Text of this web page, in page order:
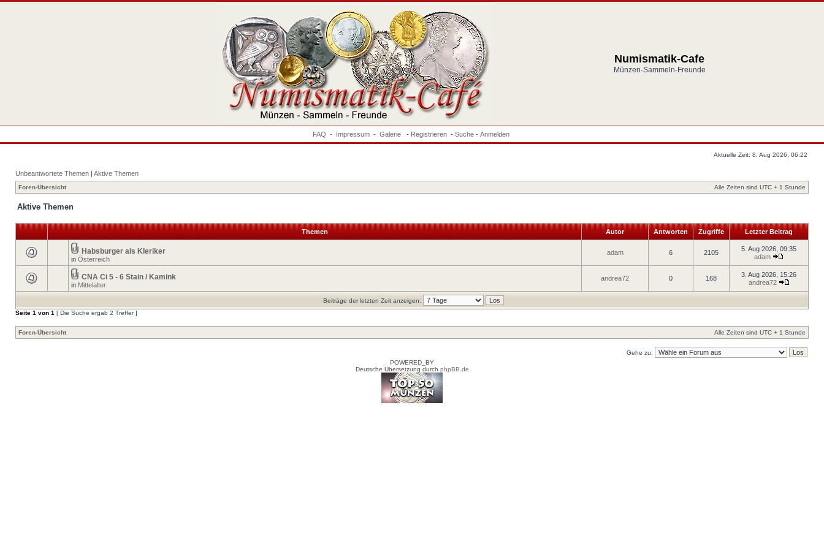
Numismatik-Cafe
Münzen-Sammeln-Freunde
FAQ - Impressum - Galerie - Registrieren - Suche - Anmelden
Aktuelle Zeit: 8. Aug 2026, 06:22
Unbeantwortete Themen | Aktive Themen
Foren-Übersicht Alle Zeiten sind UTC + 1 Stunde
Aktive Themen
Themen Autor Antworten Zugriffe Letzter Beitrag
Habsburger als Kleriker
in Österreich
adam 6 2105
5. Aug 2026, 09:35
adam
CNA Ci 5 - 6 Stain / Kamink
in Mittelalter
andrea72 0 168
3. Aug 2026, 15:26
andrea72
Beiträge der letzten Zeit anzeigen:
Seite 1 von 1 [ Die Suche ergab 2 Treffer ]
Foren-Übersicht Alle Zeiten sind UTC + 1 Stunde
Gehe zu:
POWERED_BY
Deutsche Übersetzung durch phpBB.de